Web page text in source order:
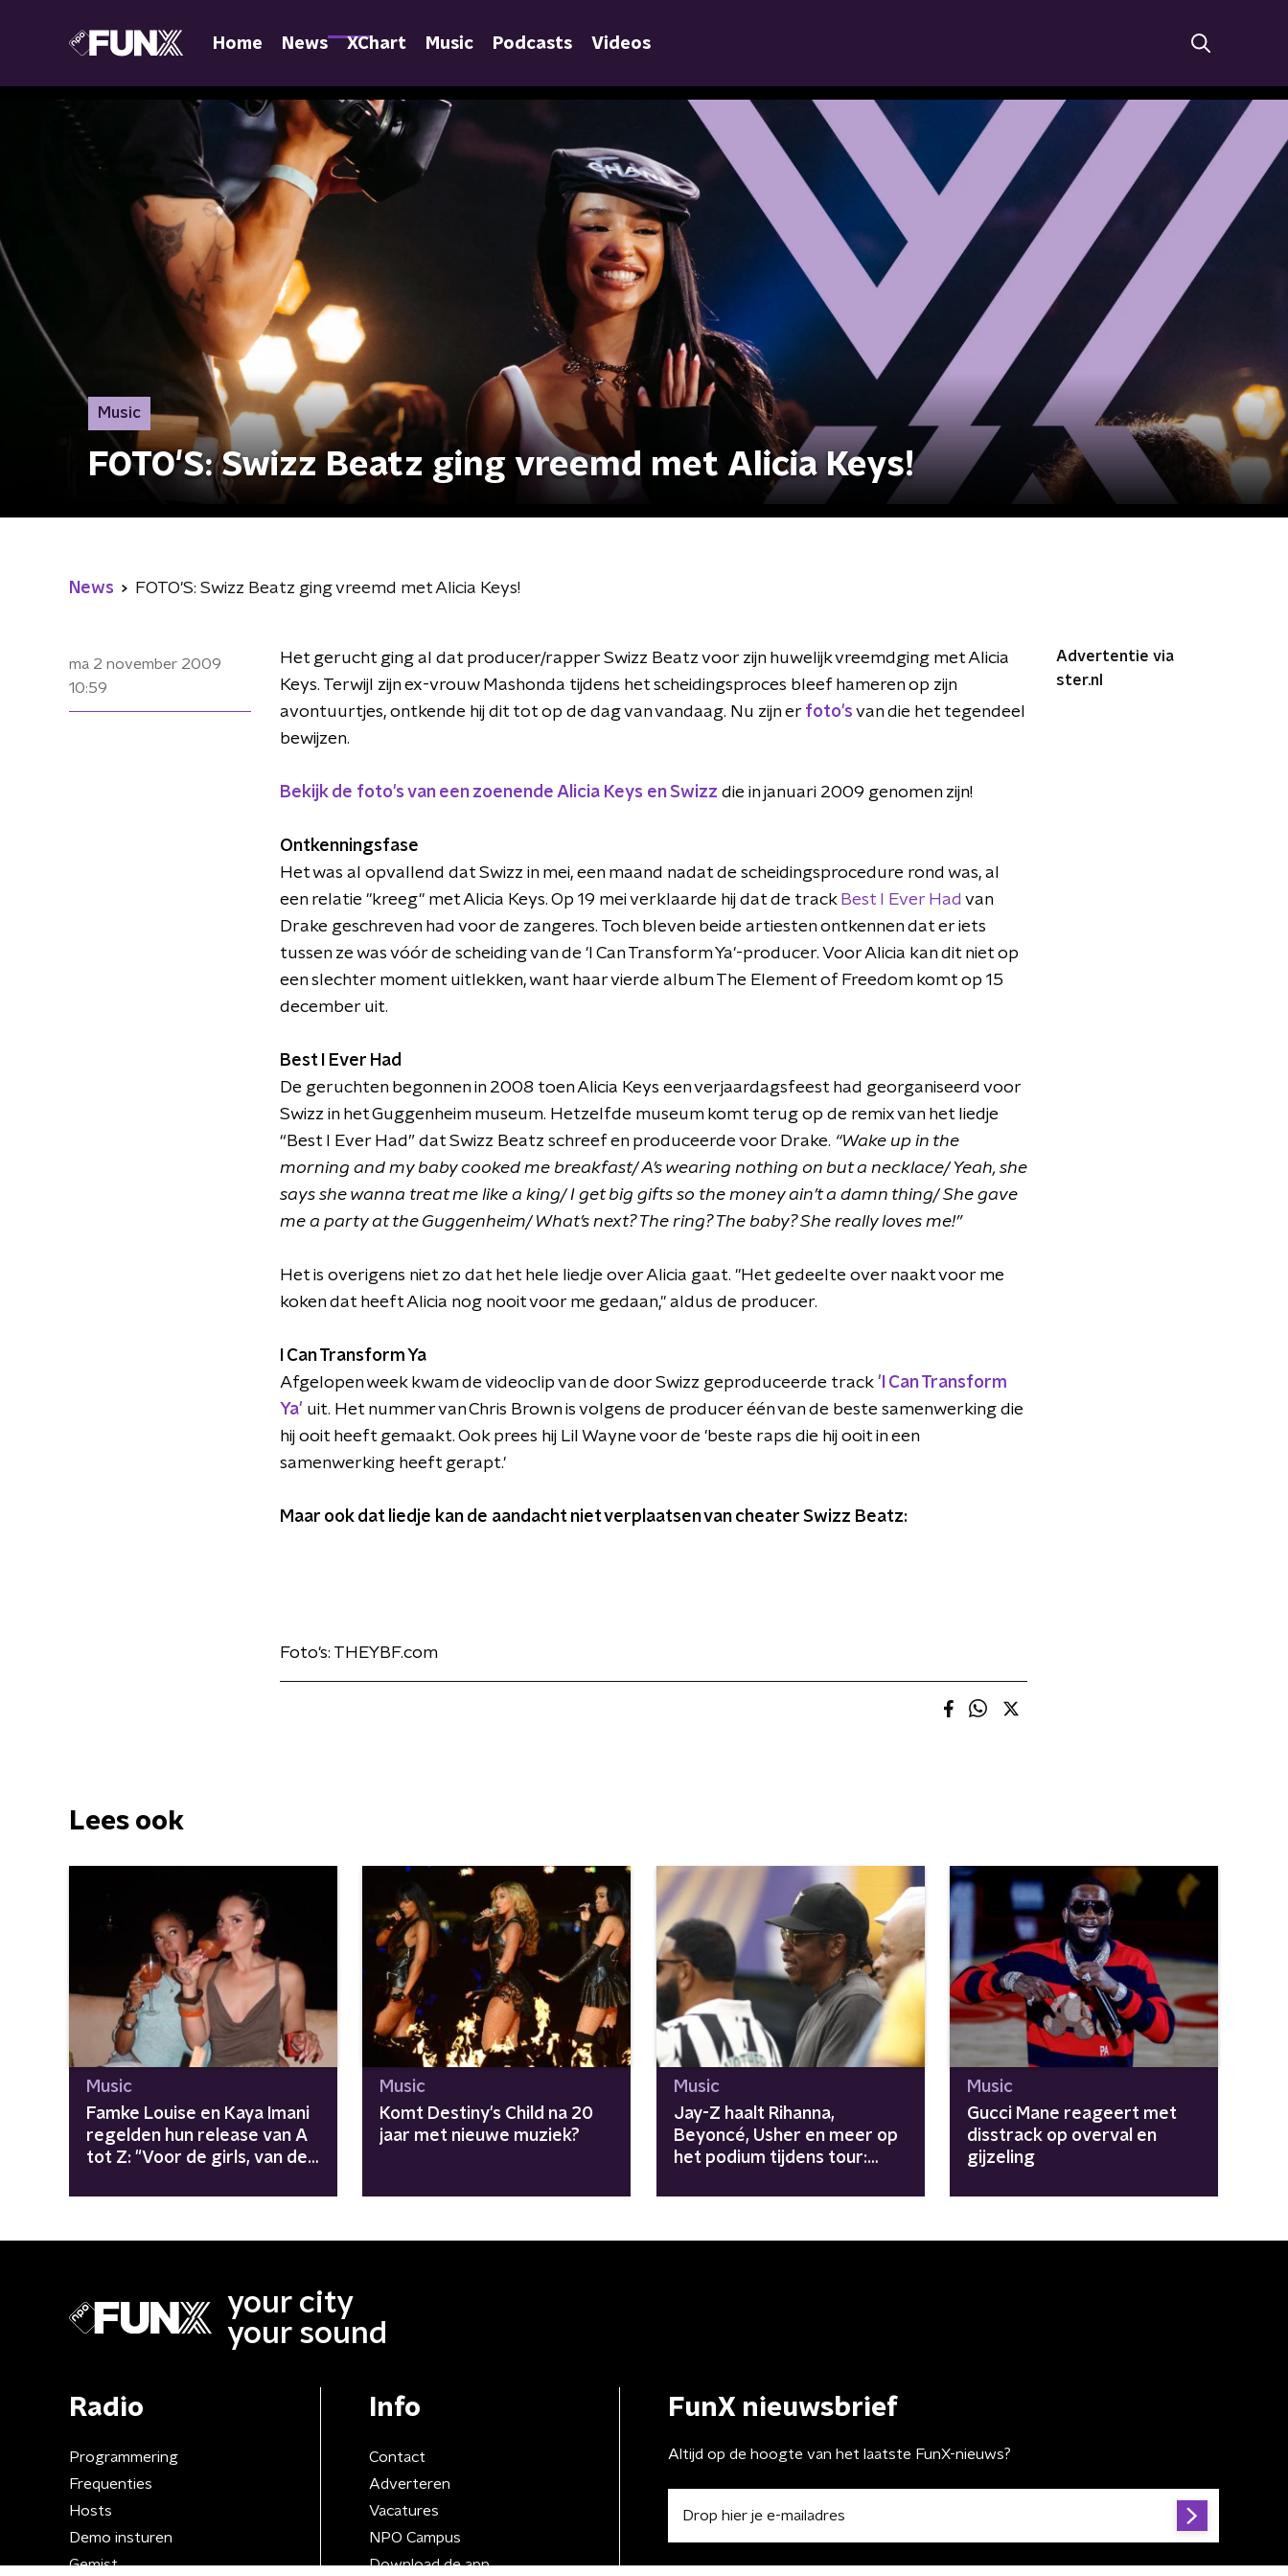
Home News XChart Music Podcasts Videos
Music
FOTO'S: Swizz Beatz ging vreemd met Alicia Keys!
News FOTO'S: Swizz Beatz ging vreemd met Alicia Keys!
ma 2 november 2009
10:59
Het gerucht ging al dat producer/rapper Swizz Beatz voor zijn huwelijk vreemdging met Alicia
Keys. Terwijl zijn ex-vrouw Mashonda tijdens het scheidingsproces bleef hameren op zijn
avontuurtjes, ontkende hij dit tot op de dag van vandaag. Nu zijn er foto's van die het tegendeel
bewijzen.
Bekijk de foto's van een zoenende Alicia Keys en Swizz die in januari 2009 genomen zijn!
Ontkenningsfase
Het was al opvallend dat Swizz in mei, een maand nadat de scheidingsprocedure rond was, al
een relatie "kreeg" met Alicia Keys. Op 19 mei verklaarde hij dat de track Best I Ever Had van
Drake geschreven had voor de zangeres. Toch bleven beide artiesten ontkennen dat er iets
tussen ze was vóór de scheiding van de 'I Can Transform Ya'-producer. Voor Alicia kan dit niet op
een slechter moment uitlekken, want haar vierde album The Element of Freedom komt op 15
december uit.
Best I Ever Had
De geruchten begonnen in 2008 toen Alicia Keys een verjaardagsfeest had georganiseerd voor
Swizz in het Guggenheim museum. Hetzelfde museum komt terug op de remix van het liedje
“Best I Ever Had” dat Swizz Beatz schreef en produceerde voor Drake. “Wake up in the
morning and my baby cooked me breakfast/ A’s wearing nothing on but a necklace/ Yeah, she
says she wanna treat me like a king/ I get big gifts so the money ain’t a damn thing/ She gave
me a party at the Guggenheim/ What’s next? The ring? The baby? She really loves me!”
Het is overigens niet zo dat het hele liedje over Alicia gaat. "Het gedeelte over naakt voor me
koken dat heeft Alicia nog nooit voor me gedaan," aldus de producer.
I Can Transform Ya
Afgelopen week kwam de videoclip van de door Swizz geproduceerde track 'I Can Transform
Ya' uit. Het nummer van Chris Brown is volgens de producer één van de beste samenwerking die
hij ooit heeft gemaakt. Ook prees hij Lil Wayne voor de 'beste raps die hij ooit in een
samenwerking heeft gerapt.'
Maar ook dat liedje kan de aandacht niet verplaatsen van cheater Swizz Beatz:
Foto's: THEYBF.com
Advertentie via
ster.nl
Lees ook
Music
Famke Louise en Kaya Imani
regelden hun release van A
tot Z: "Voor de girls, van de
Music
Komt Destiny's Child na 20
jaar met nieuwe muziek?
Music
Jay-Z haalt Rihanna,
Beyoncé, Usher en meer op
het podium tijdens tour:
meegenomen"
Music
Gucci Mane reageert met
disstrack op overval en
gijzeling
your city
your sound
Radio
Programmering
Frequenties
Hosts
Demo insturen
Gemist
Info
Contact
Adverteren
Vacatures
NPO Campus
Download de app
FunX nieuwsbrief
Altijd op de hoogte van het laatste FunX-nieuws?